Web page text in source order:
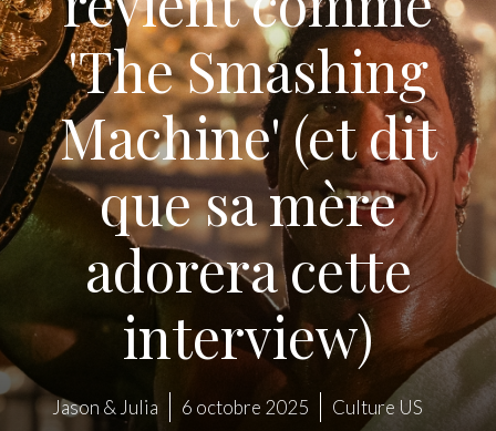
'The Smashing
Machine' (et dit
que sa mère
adorera cette
interview)
Jason & Julia 6 octobre 2025 Culture US